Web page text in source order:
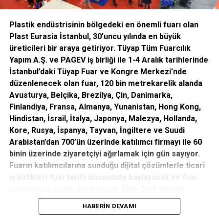
Şişecam’ın 500 milyon dolarlık eurobond ihracına 3,2
ÖNCEKI
Türkiye’deki Azeri sermayeli ilk yatırım şirketi
INVEST AZ faaliyete başladı
editor
Plastik endüstrisinin bölgedeki en önemli fuarı olan
Plast Eurasia İstanbul, 30’uncu yılında en büyük
üreticileri bir araya getiriyor. TüyapTüm Fuarcılık
Yapım A.Ş. ve PAGEV iş birliği ile 1-4 Aralık tarihlerinde
İstanbul’daki Tüyap Fuar ve Kongre Merkezi’nde
düzenlenecek olan fuar, 120 bin metrekarelik alanda
Avusturya, Belçika, Brezilya, Çin, Danimarka,
Finlandiya, Fransa, Almanya, Yunanistan, Hong Kong,
Hindistan, İsrail, İtalya, Japonya, Malezya, Hollanda,
Kore, Rusya, İspanya, Tayvan, İngiltere ve Suudi
Arabistan’dan 700’ün üzerinde katılımcı firmayı ile 60
binin üzerinde ziyaretçiyi ağırlamak için gün sayıyor.
Fuarın katılımcılarına sunduğu dijital çözümlerle ticari
sektörü için verimli iş birliklerine sahne olacak.
HABERIN DEVAMI